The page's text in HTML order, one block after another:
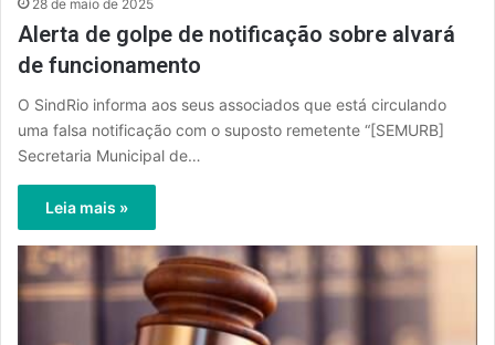
28 de maio de 2025
Alerta de golpe de notificação sobre alvará
de funcionamento
O SindRio informa aos seus associados que está circulando
uma falsa notificação com o suposto remetente “[SEMURB]
Secretaria Municipal de…
Leia mais »